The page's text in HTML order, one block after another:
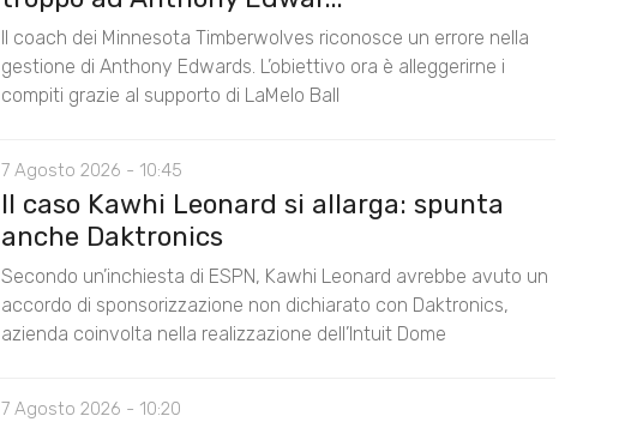
Il coach dei Minnesota Timberwolves riconosce un errore nella
gestione di Anthony Edwards. L’obiettivo ora è alleggerirne i
compiti grazie al supporto di LaMelo Ball
7 Agosto 2026 - 10:45
Il caso Kawhi Leonard si allarga: spunta
anche Daktronics
Secondo un’inchiesta di ESPN, Kawhi Leonard avrebbe avuto un
accordo di sponsorizzazione non dichiarato con Daktronics,
azienda coinvolta nella realizzazione dell’Intuit Dome
7 Agosto 2026 - 10:20